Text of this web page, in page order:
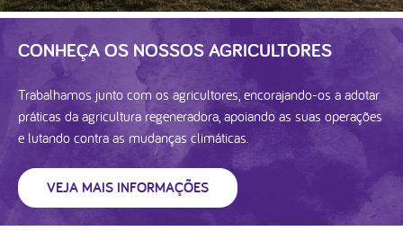
CONHEÇA OS NOSSOS AGRICULTORES
Trabalhamos junto com os agricultores, encorajando-os a adotar
práticas da agricultura regeneradora, apoiando as suas operações
e lutando contra as mudanças climáticas.
VEJA MAIS INFORMAÇÕES